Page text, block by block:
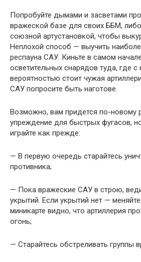
Попробуйте дымами и засветами
вражеской базе для своих ББМ,
союзной артустановкой, чтобы
Неплохой способ — выучить
респауна САУ. Киньте в самом
осветительных снарядов туда, где
вероятностью стоит чужая
САУ попросите быть наготове.
Возможно, вам придется по-новому
упреждение для быстрых фугасов,
играйте как прежде:
— В первую очередь старайтесь
противника;
— Пока вражеские САУ в строю,
укрытий. Если укрытий нет —
миникарте видно, что артиллерия
огонь;
— Старайтесь обстреливать группы